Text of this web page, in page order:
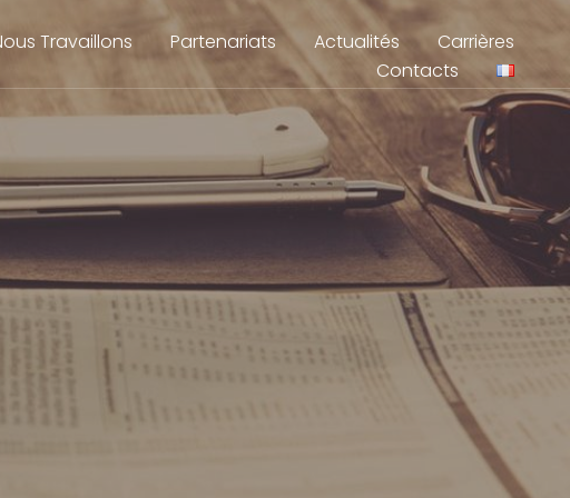
Travaillons Partenariats Actualités
Carrières
Contacts